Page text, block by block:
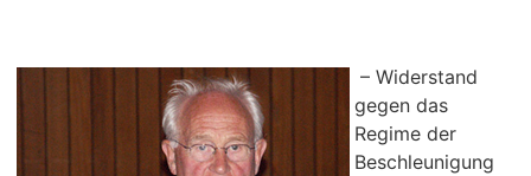
– Widerstand
gegen das
Regime der
Beschleunigung